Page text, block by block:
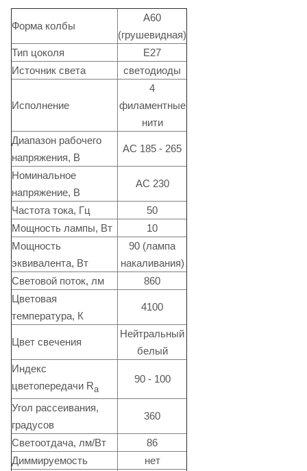
Форма колбы
А60
(грушевидная)
Тип цоколя
Е27
Источник света
светодиоды
Исполнение
4
филаментные
нити
Диапазон рабочего
напряжения, В
АС 185 - 265
Номинальное
напряжение, В
АС 230
Частота тока, Гц
50
Мощность лампы, Вт
10
Мощность
эквивалента, Вт
90 (лампа
накаливания)
Световой поток, лм
860
Цветовая
температура, К
4100
Цвет свечения
Нейтральный
белый
Индекс
цветопередачи Rа
90 - 100
Угол рассеивания,
градусов
360
Светоотдача, лм/Вт
86
Диммируемость
нет